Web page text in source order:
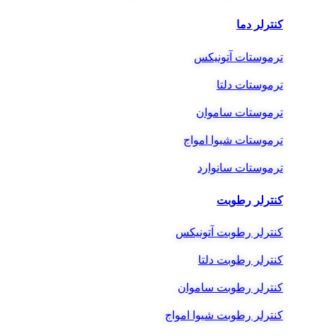
کنترلر دما
ترموستات آتونیکس
ترموستات دلتا
ترموستات ساموان
ترموستات شیوا امواج
ترموستات سانوارد
کنترلر رطوبت
کنترلر رطوبت آتونیکس
کنترلر رطوبت دلتا
کنترلر رطوبت ساموان
کنترلر رطوبت شیوا امواج